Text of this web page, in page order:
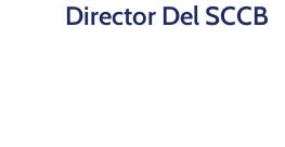
Director Del SCCB